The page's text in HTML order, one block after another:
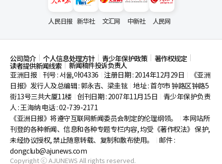
人民日报 新华社 文汇网 中新社 人民网
公司简介 个人信息处理方针 青少年保护政策 著作权规定
读者提供新闻线索
新闻稿件投诉负责人
亚洲日报
刊号 : 서울,아04336 注册日期 : 2014年12月29日
《亚洲
日报》发行人及总编辑 : 郭永吉、梁圭铉 地址 : 首尔市钟路区钟路5
街13号三共大厦11楼 创刊日期 : 2007年11月15日
青少年保护负责
人 : 王海纳 电话 : 02-739-2171
《亚洲日报》将遵守互联网新闻委员会制定的伦理纲领。
本网站所
刊登的各种新闻、信息和各种专题专栏内容, 均受《著作权法》 保护,
未经协议授权, 禁止随意转载、复制和散布使用。
邮件 :
dongclub@ajunews.com
Copyright ⓒ AJUNEWS All rights reserved.